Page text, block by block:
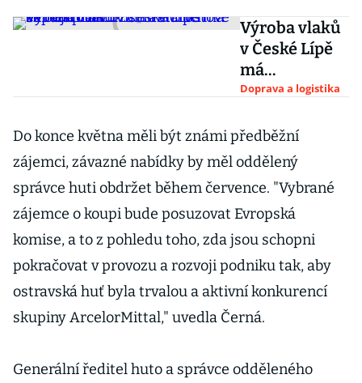
Výroba vlaků
v České Lípě
má
expandovat.
starostové se
bojí přílivu
zahraničních
zaměstnanců
Doprava a logistika
Do konce května měli být známi předběžní
zájemci, závazné nabídky by měl oddělený
správce huti obdržet během července. "Vybrané
zájemce o koupi bude posuzovat Evropská
komise, a to z pohledu toho, zda jsou schopni
pokračovat v provozu a rozvoji podniku tak, aby
ostravská huť byla trvalou a aktivní konkurencí
skupiny ArcelorMittal," uvedla Černá.
Generální ředitel huto a správce odděleného